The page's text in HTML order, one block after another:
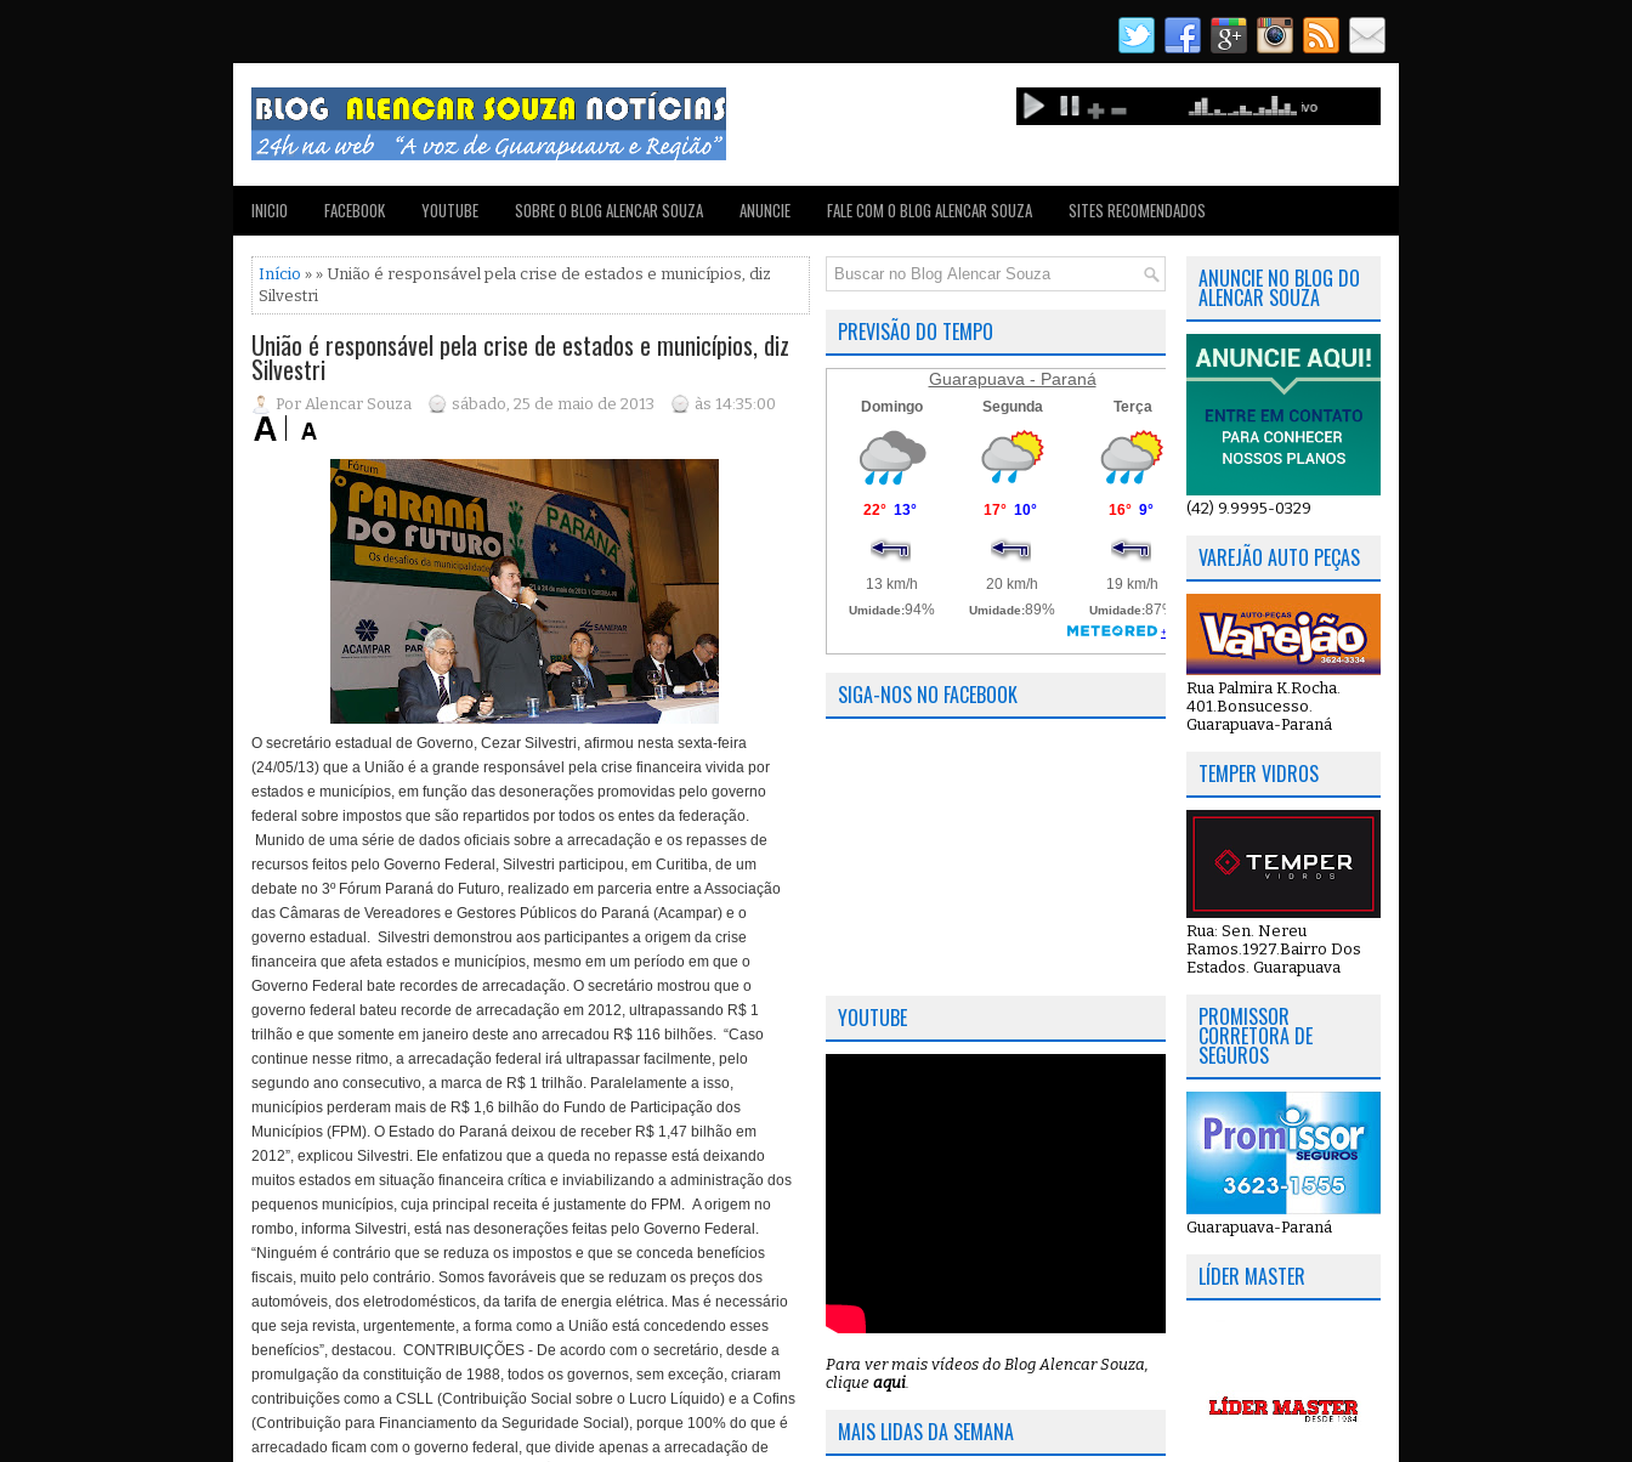
INICIO FACEBOOK YOUTUBE SOBRE O BLOG ALENCAR SOUZA ANUNCIE FALE COM O BLOG ALENCAR SOUZA SITES RECOMENDADOS
Início » » União é responsável pela crise de estados e municípios, diz
Silvestri
União é responsável pela crise de estados e municípios, diz
Silvestri
Por Alencar Souza sábado, 25 de maio de 2013 às 14:35:00
O secretário estadual de Governo, Cezar Silvestri, afirmou nesta sexta-feira
(24/05/13) que a União é a grande responsável pela crise financeira vivida por
estados e municípios, em função das desonerações promovidas pelo governo
federal sobre impostos que são repartidos por todos os entes da federação.
Munido de uma série de dados oficiais sobre a arrecadação e os repasses de
recursos feitos pelo Governo Federal, Silvestri participou, em Curitiba, de um
debate no 3º Fórum Paraná do Futuro, realizado em parceria entre a Associação
das Câmaras de Vereadores e Gestores Públicos do Paraná (Acampar) e o
governo estadual. Silvestri demonstrou aos participantes a origem da crise
financeira que afeta estados e municípios, mesmo em um período em que o
Governo Federal bate recordes de arrecadação. O secretário mostrou que o
governo federal bateu recorde de arrecadação em 2012, ultrapassando R$ 1
trilhão e que somente em janeiro deste ano arrecadou R$ 116 bilhões. “Caso
continue nesse ritmo, a arrecadação federal irá ultrapassar facilmente, pelo
segundo ano consecutivo, a marca de R$ 1 trilhão. Paralelamente a isso,
municípios perderam mais de R$ 1,6 bilhão do Fundo de Participação dos
Municípios (FPM). O Estado do Paraná deixou de receber R$ 1,47 bilhão em
2012”, explicou Silvestri. Ele enfatizou que a queda no repasse está deixando
muitos estados em situação financeira crítica e inviabilizando a administração dos
pequenos municípios, cuja principal receita é justamente do FPM. A origem no
rombo, informa Silvestri, está nas desonerações feitas pelo Governo Federal.
“Ninguém é contrário que se reduza os impostos e que se conceda benefícios
fiscais, muito pelo contrário. Somos favoráveis que se reduzam os preços dos
automóveis, dos eletrodomésticos, da tarifa de energia elétrica. Mas é necessário
que seja revista, urgentemente, a forma como a União está concedendo esses
benefícios”, destacou. CONTRIBUIÇÕES - De acordo com o secretário, desde a
promulgação da constituição de 1988, todos os governos, sem exceção, criaram
contribuições como a CSLL (Contribuição Social sobre o Lucro Líquido) e a Cofins
(Contribuição para Financiamento da Seguridade Social), porque 100% do que é
arrecadado ficam com o governo federal, que divide apenas a arrecadação de
PREVISÃO DO TEMPO
Guarapuava - Paraná
SIGA-NOS NO FACEBOOK
YOUTUBE
Para ver mais vídeos do Blog Alencar Souza,
clique aqui.
MAIS LIDAS DA SEMANA
ANUNCIE NO BLOG DO
ALENCAR SOUZA
(42) 9.9995-0329
VAREJÃO AUTO PEÇAS
Rua Palmira K.Rocha.
401.Bonsucesso.
Guarapuava-Paraná
TEMPER VIDROS
Rua: Sen. Nereu
Ramos.1927.Bairro Dos
Estados. Guarapuava
PROMISSOR
CORRETORA DE
SEGUROS
Guarapuava-Paraná
LÍDER MASTER